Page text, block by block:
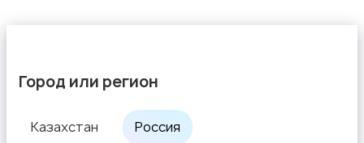
Город или регион
Казахстан Россия